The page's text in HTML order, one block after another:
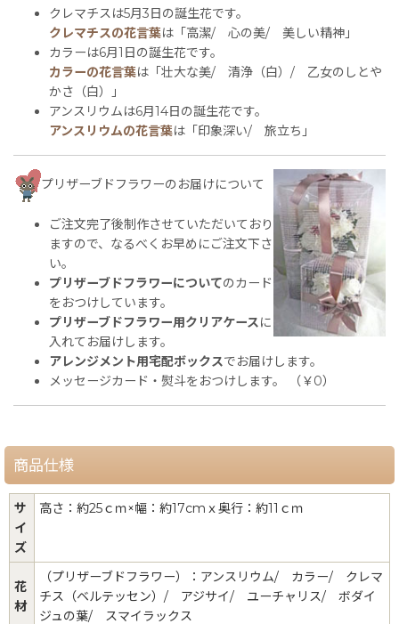
クレマチスは5月3日の誕生花です。
クレマチスの花言葉は「高潔/ 心の美/ 美しい精神」
カラーは6月1日の誕生花です。
カラーの花言葉は「壮大な美/ 清浄（白）/ 乙女のしとや
かさ（白）」
アンスリウムは6月14日の誕生花です。
アンスリウムの花言葉は「印象深い/ 旅立ち」
プリザーブドフラワーのお届けについて
ご注文完了後制作させていただいており
ますので、なるべくお早めにご注文下さ
い。
プリザーブドフラワーについてのカード
をおつけしています。
プリザーブドフラワー用クリアケースに
入れてお届けします。
アレンジメント用宅配ボックスでお届けします。
メッセージカード・熨斗をおつけします。 （￥0）
商品仕様
サ
イ
ズ
高さ：約25ｃｍ×幅：約17cmｘ奥行：約11ｃｍ
花
材
（プリザーブドフラワー）：アンスリウム/ カラー/ クレマ
チス（ベルテッセン）/ アジサイ/ ユーチャリス/ ボダイ
ジュの葉/ スマイラックス